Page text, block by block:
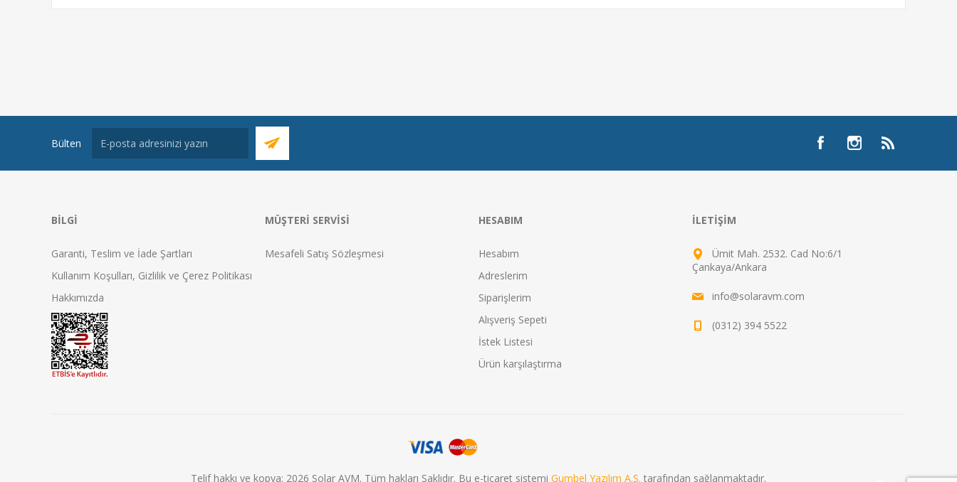
Bülten
BILGI
Garanti, Teslim ve İade Şartları
Kullanım Koşulları, Gizlilik ve Çerez Politikası
Hakkımızda
MÜŞTERI SERVISI
Mesafeli Satış Sözleşmesi
HESABIM
Hesabım
Adreslerim
Siparişlerim
Alışveriş Sepeti
İstek Listesi
Ürün karşılaştırma
İLETIŞIM
Ümit Mah. 2532. Cad No:6/1
Çankaya/Ankara
info@solaravm.com
(0312) 394 5522
Telif hakkı ve kopya; 2026 Solar AVM. Tüm hakları Saklıdır. Bu e-ticaret sistemi Gumbel Yazılım A.Ş. tarafından sağlanmaktadır.